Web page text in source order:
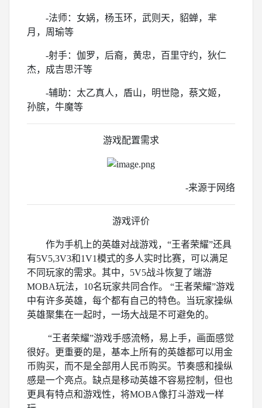
-法师：女娲，杨玉环，武则天，貂蝉，芈
月，周瑜等
-射手：伽罗，后裔，黄忠，百里守约，狄仁
杰，成吉思汗等
-辅助：太乙真人，盾山，明世隐，蔡文姬，
孙膑，牛魔等
游戏配置需求
-来源于网络
游戏评价
作为手机上的英雄对战游戏，“王者荣耀”还具
有5V5,3V3和1V1模式的多人实时比赛，可以满足
不同玩家的需求。其中，5V5战斗恢复了端游
MOBA玩法，10名玩家共同合作。 “王者荣耀”游戏
中有许多英雄，每个都有自己的特色。当玩家操纵
英雄聚集在一起时，一场大战是不可避免的。
“王者荣耀”游戏手感流畅，易上手，画面感觉
很好。更重要的是，基本上所有的英雄都可以用金
币购买，而不是全部用人民币购买。节奏感和操纵
感是一个亮点。缺点是移动英雄不容易控制，但也
更具有特点和游戏性，将MOBA像打斗游戏一样